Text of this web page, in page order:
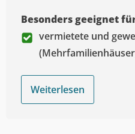
Besonders geeignet
vermietete und
Weiterlesen